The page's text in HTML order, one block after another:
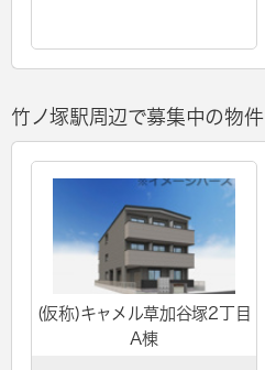
竹ノ塚駅周辺で募集中の物件
(仮称)キャメル草加谷塚2丁目
A棟